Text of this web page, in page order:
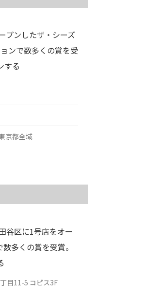
プンしたザ・シーズ
ンで数多くの賞を受
する
京都全域
谷区に1号店をオー
多くの賞を受賞。
目11-5 コピス3F